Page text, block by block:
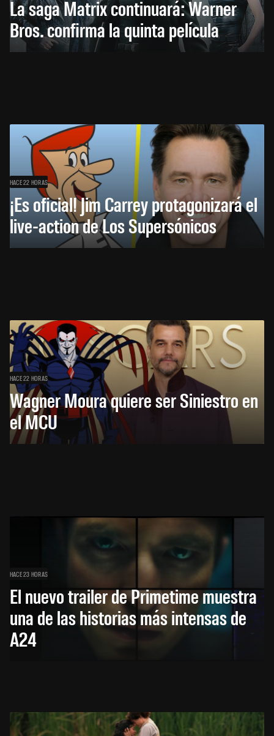
La saga Matrix continuará: Warner
Bros. confirma la quinta película
HACE 22 HORAS
¡Es oficial! Jim Carrey protagonizará el
live-action de Los Supersónicos
HACE 22 HORAS
Wagner Moura quiere ser Siniestro en
el MCU
HACE 23 HORAS
El nuevo trailer de Primetime muestra
una de las historias más intensas de
A24